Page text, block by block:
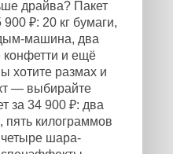
драйва? Пакет
₽: 20 кг бумаги,
машина, два
конфетти и ещё
хотите размах и
— выбирайте
за 34 900 ₽: два
пять килограммов
четыре шара-